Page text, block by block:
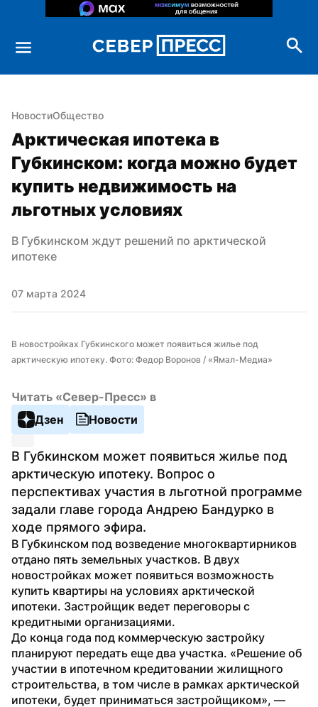
НовостиОбщество
Арктическая ипотека в
Губкинском: когда можно будет
купить недвижимость на
льготных условиях
В Губкинском ждут решений по арктической
ипотеке
07 марта 2024
В новостройках Губкинского может появиться жилье под
арктическую ипотеку. Фото: Федор Воронов / «Ямал-Медиа»
Читать «Север-Пресс» в
Дзен
Новости
В Губкинском может появиться жилье под
арктическую ипотеку. Вопрос о
перспективах участия в льготной программе
задали главе города Андрею Бандурко в
ходе прямого эфира.
В Губкинском под возведение многоквартирников
отдано пять земельных участков. В двух
новостройках может появиться возможность
купить квартиры на условиях арктической
ипотеки. Застройщик ведет переговоры с
кредитными организациями.
До конца года под коммерческую застройку
планируют передать еще два участка. «Решение об
участии в ипотечном кредитовании жилищного
строительства, в том числе в рамках арктической